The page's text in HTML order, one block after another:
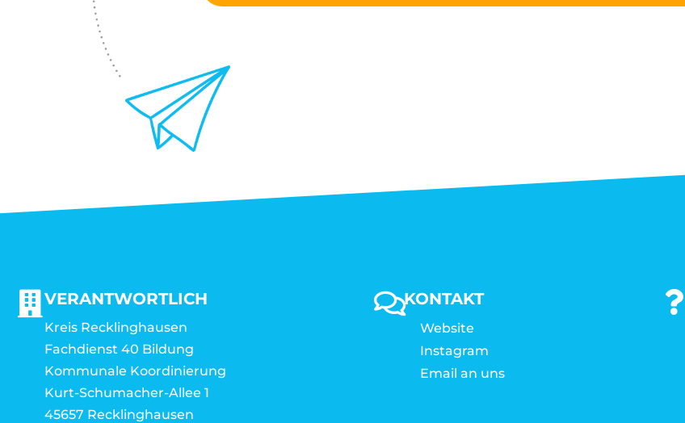
VERANTWORTLICH
Kreis Recklinghausen
Fachdienst 40 Bildung
Kommunale Koordinierung
Kurt-Schumacher-Allee 1
45657 Recklinghausen
KONTAKT
Website
Instagram
Email an uns